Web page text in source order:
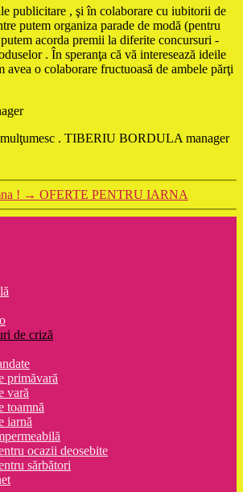
publicitare , şi în colaborare cu iubitorii de
putem organiza parade de modă (pentru
acorda premii la diferite concursuri -
. În speranţa că vă interesează ideile
avea o colaborare fructuoasă de ambele părţi
. TIBERIU BORDULA manager
! → OFERTE PENTRU IARNA
de criză
primăvară
vară
toamnă
iarnă
ocazii deosebite
sărbători